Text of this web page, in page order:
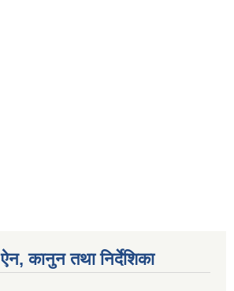
ऐन, कानुन तथा निर्देशिका